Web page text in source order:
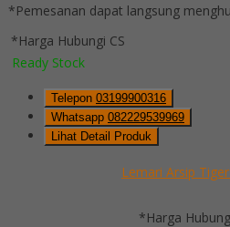
*Pemesanan dapat langsung
*Harga Hubungi CS
Ready Stock
Telepon 03199900316
Whatsapp 082229539969
Lihat Detail Produk
Lemari Arsip Tiger
*Harga